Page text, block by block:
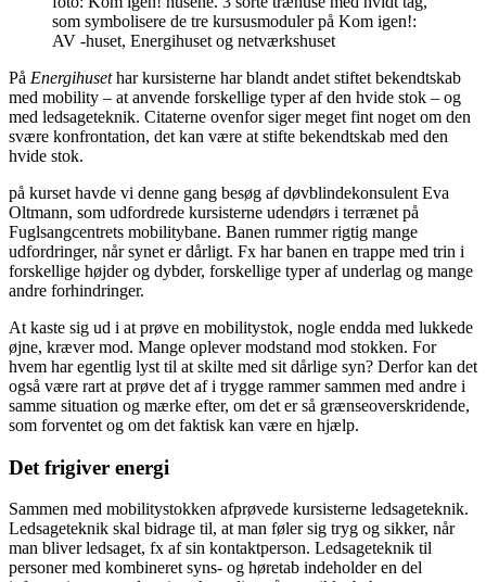
som symbolisere de tre kursusmoduler på Kom igen!:
AV -huset, Energihuset og netværkshuset
På Energihusethar kursisterne har blandt andet stiftet bekendtskab
med mobility – at anvende forskellige typer af den hvide stok – og
med ledsageteknik. Citaterne ovenfor siger meget fint noget om den
svære konfrontation, det kan være at stifte bekendtskab med den
hvide stok.
på kurset havde vi denne gang besøg af døvblindekonsulent Eva
Oltmann, som udfordrede kursisterne udendørs i terrænet på
Fuglsangcentrets mobilitybane. Banen rummer rigtig mange
udfordringer, når synet er dårligt. Fx har banen en trappe med trin i
forskellige højder og dybder, forskellige typer af underlag og mange
andre forhindringer.
At kaste sig ud i at prøve en mobilitystok, nogle endda med lukkede
øjne, kræver mod. Mange oplever modstand mod stokken. For
hvem har egentlig lyst til at skilte med sit dårlige syn? Derfor kan det
også være rart at prøve det af i trygge rammer sammen med andre i
samme situation og mærke efter, om det er så grænseoverskridende,
som forventet og om det faktisk kan være en hjælp.
Det frigiver energi
Sammen med mobilitystokken afprøvede kursisterne ledsageteknik.
Ledsageteknik skal bidrage til, at man føler sig tryg og sikker, når
man bliver ledsaget, fx af sin kontaktperson. Ledsageteknik til
personer med kombineret syns- og høretab indeholder en del